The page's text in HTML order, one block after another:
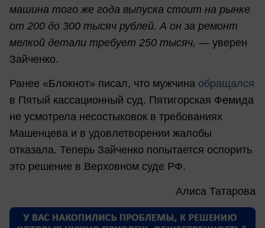
машина того же года выпуска стоит на рынке
от 200 до 300 тысяч рублей. А он за ремонт
мелкой детали требует 250 тысяч, — уверен
Зайченко.
Ранее «Блокнот» писал, что мужчина обращался
в Пятый кассационный суд. Пятигорская Фемида
не усмотрела несостыковок в требованиях
Машенцева и в удовлетворении жалобы
отказала. Теперь Зайченко попытается оспорить
это решение в Верховном суде РФ.
Алиса Татарова